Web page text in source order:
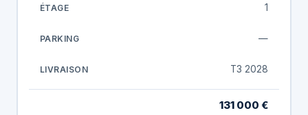
1
—
T3 2028
131 000 €